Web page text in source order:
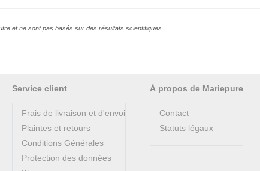
et ne sont pas basés sur des résultats scientifiques.
Service client
Frais de livraison et d'envoi
Plaintes et retours
Conditions Générales
Protection des données
À propos de Mariepure
Contact
Statuts légaux